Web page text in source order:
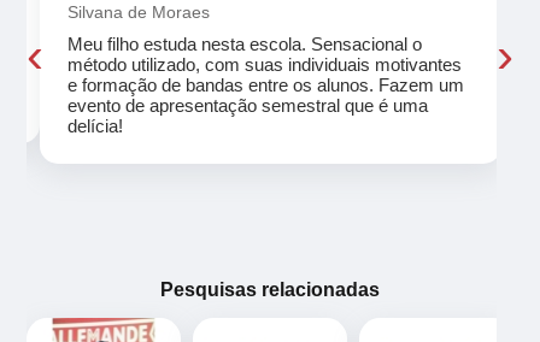
Silvana de Moraes
Meu filho estuda nesta escola. Sensacional o
método utilizado, com suas individuais motivantes
e formação de bandas entre os alunos. Fazem um
evento de apresentação semestral que é uma
delícia!
‹ ›
Pesquisas relacionadas